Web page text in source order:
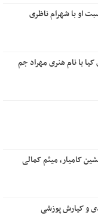
او با شهرام ناظری
با نام هنری مهراد جم
کامیار، میثم کمالی
و کیارش پوزشی